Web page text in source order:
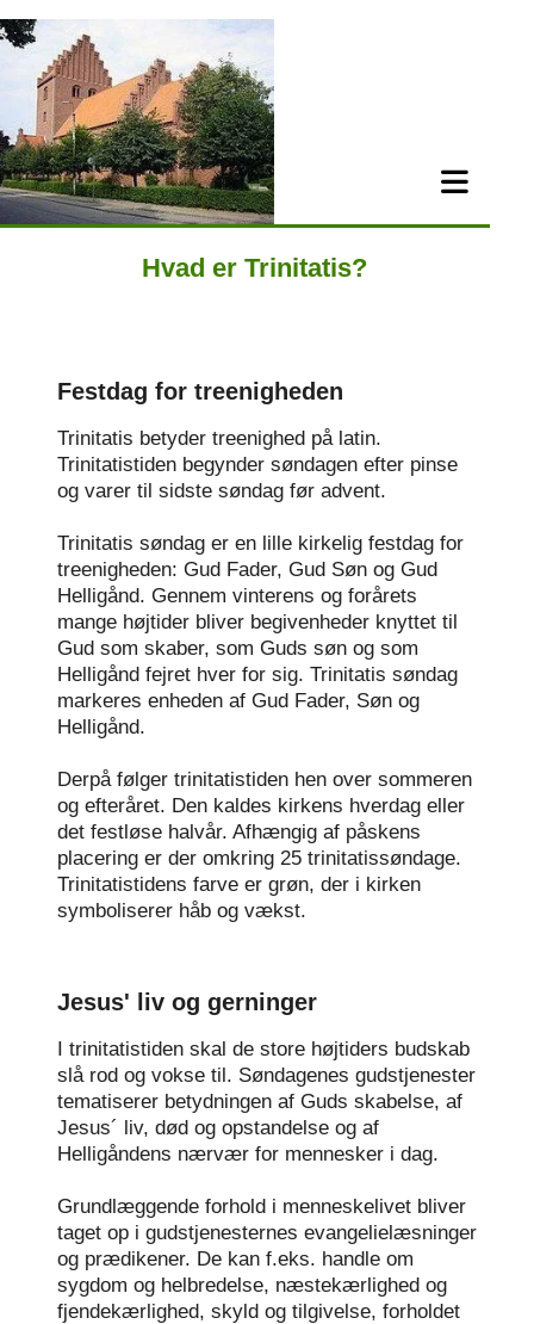
Hvad er Trinitatis?
Festdag for treenigheden
Trinitatis betyder treenighed på latin.
Trinitatistiden begynder søndagen efter pinse
og varer til sidste søndag før advent.
Trinitatis søndag er en lille kirkelig festdag for
treenigheden: Gud Fader, Gud Søn og Gud
Helligånd. Gennem vinterens og forårets
mange højtider bliver begivenheder knyttet til
Gud som skaber, som Guds søn og som
Helligånd fejret hver for sig. Trinitatis søndag
markeres enheden af Gud Fader, Søn og
Helligånd.
Derpå følger trinitatistiden hen over sommeren
og efteråret. Den kaldes kirkens hverdag eller
det festløse halvår. Afhængig af påskens
placering er der omkring 25 trinitatissøndage.
Trinitatistidens farve er grøn, der i kirken
symboliserer håb og vækst.
Jesus' liv og gerninger
I trinitatistiden skal de store højtiders budskab
slå rod og vokse til. Søndagenes gudstjenester
tematiserer betydningen af Guds skabelse, af
Jesus´ liv, død og opstandelse og af
Helligåndens nærvær for mennesker i dag.
Grundlæggende forhold i menneskelivet bliver
taget op i gudstjenesternes evangelielæsninger
og prædikener. De kan f.eks. handle om
sygdom og helbredelse, næstekærlighed og
fjendekærlighed, skyld og tilgivelse, forholdet